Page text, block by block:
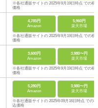
※各社通販サイトの 2025年9月19日時点 での税
価格
4,785円
Amazon
5,960円
楽天市場
※各社通販サイトの 2025年9月19日時点 での税
価格
3,600円
Amazon
3,980〜円
楽天市場
※各社通販サイトの 2025年9月19日時点 での税
価格
5,280円
Amazon
3,980〜円
楽天市場
※各社通販サイトの 2025年09月16日時点 での税
込価格